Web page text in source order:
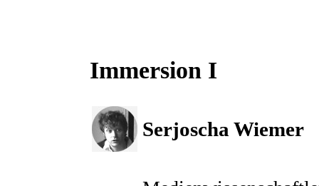
Immersion I
Serjoscha Wiemer